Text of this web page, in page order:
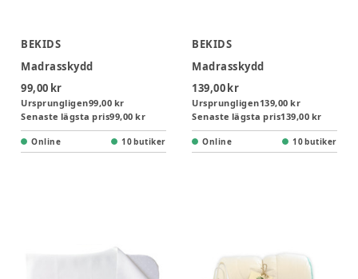
BEKIDS
Madrasskydd
99,00 kr
Ursprungligen99,00 kr
Senaste lägsta pris99,00 kr
Online 10 butiker
BEKIDS
Madrasskydd
139,00 kr
Ursprungligen139,00 kr
Senaste lägsta pris139,00 kr
Online 10 butiker